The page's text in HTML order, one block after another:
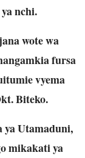
nchi.
wote wa
fursa
vyema
Biteko.
ya Utamaduni,
mikakati ya